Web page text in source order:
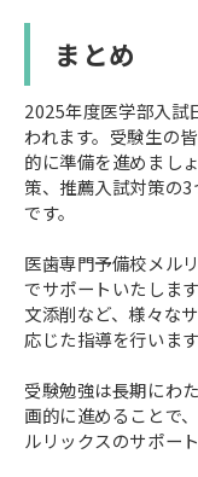
まとめ
2025年度医学部入試
われます。受験生の
的に準備を進めまし
策、推薦入試対策の
です。
医歯専門予備校メル
でサポートいたしま
文添削など、様々な
応じた指導を行います
受験勉強は長期にわ
画的に進めることで
ルリックスのサポー